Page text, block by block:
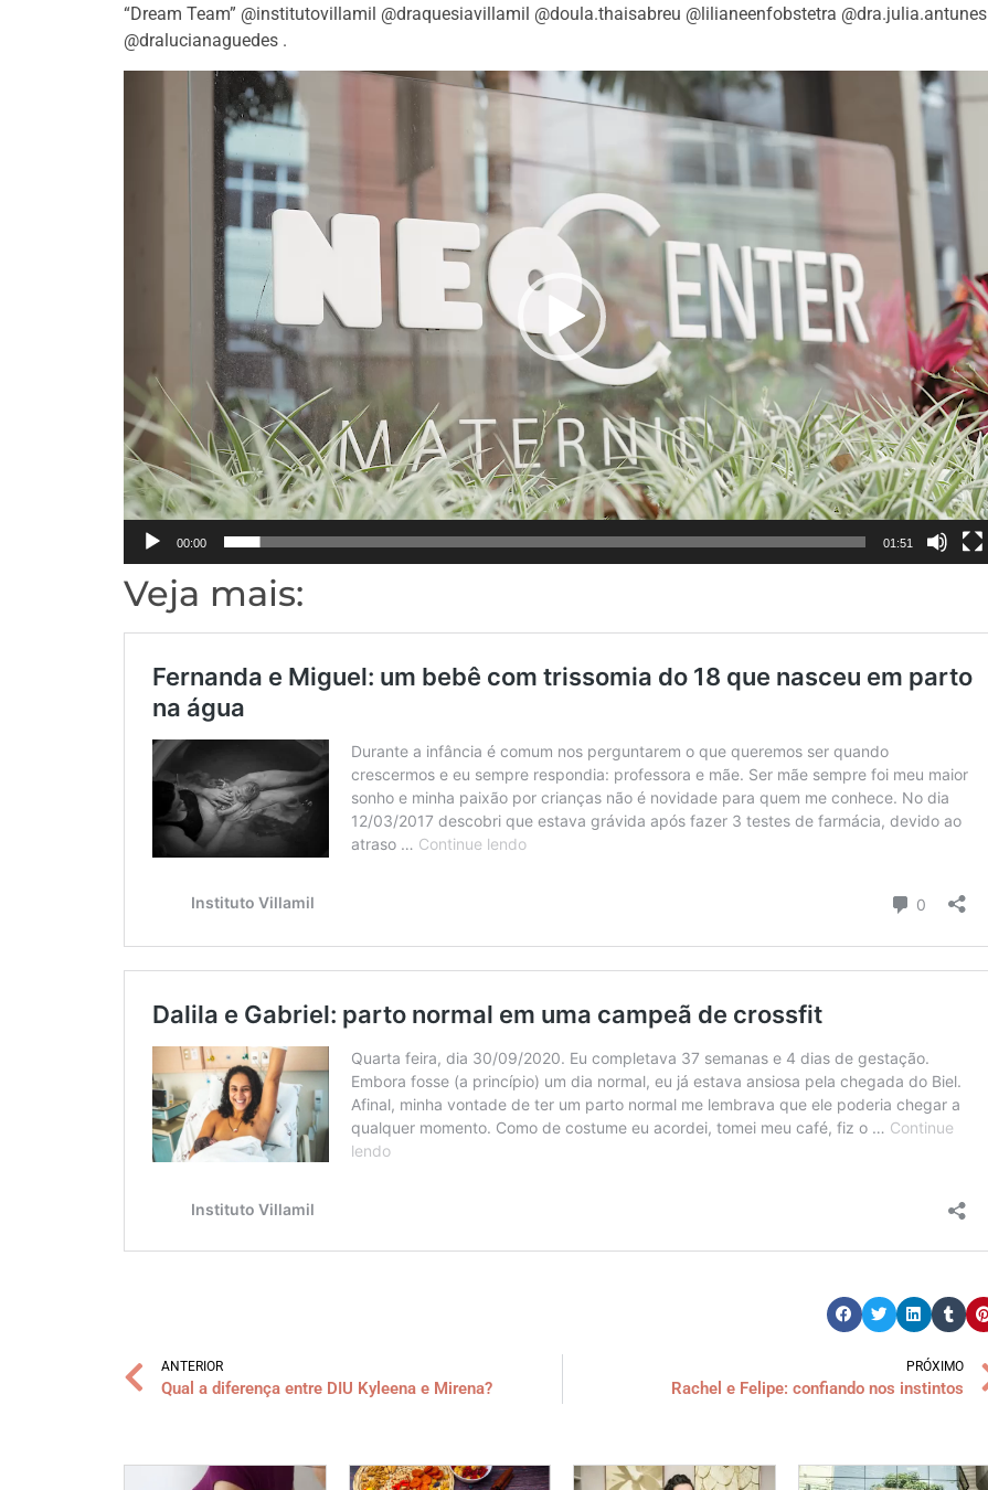
“Dream Team” @institutovillamil @draquesiavillamil @doula.thaisabreu @lilianeenfobstetra @dra.julia.antunes
@dralucianaguedes .
00:00 01:51
Veja mais:
ANTERIOR
Qual a diferença entre DIU Kyleena e Mirena?
PRÓXIMO
Rachel e Felipe: confiando nos instintos